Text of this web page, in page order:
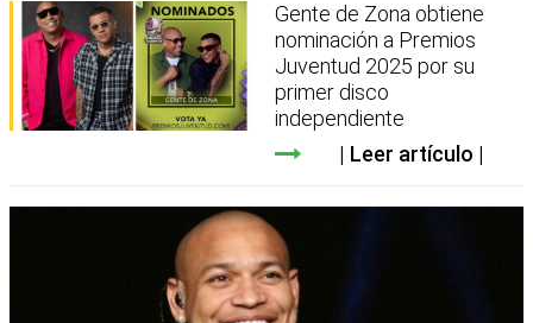
Gente de Zona obtiene
nominación a Premios
Juventud 2025 por su
primer disco
independiente
Leer artículo